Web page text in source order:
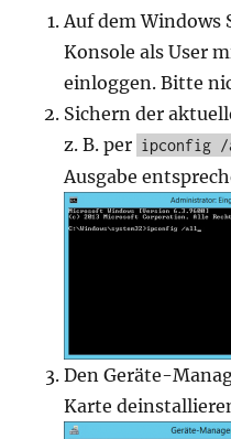
Auf dem Windows
Konsole als User
einloggen. Bitte
Sichern der
z. B. per ipconfig
Ausgabe
Den Geräte-
Karte